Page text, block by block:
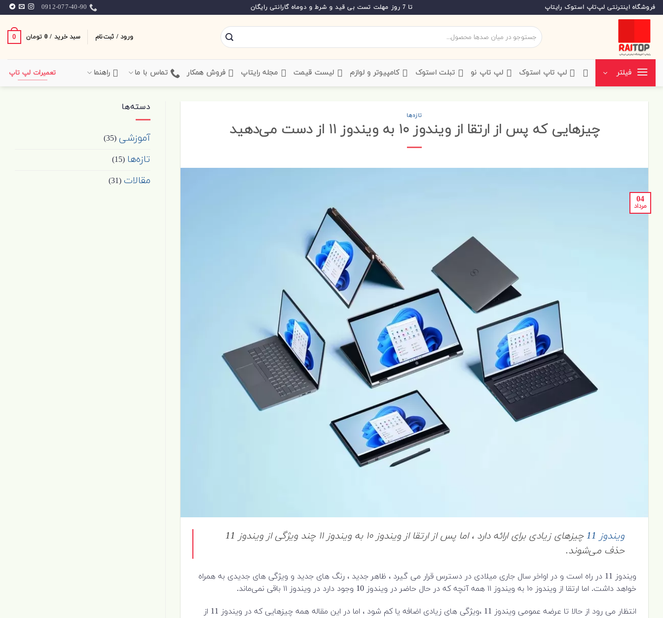
Skip
to
فروشگاه اینترنتی لپ‌تاپ استوک رایتاپ تا 7 روز مهلت تست بی قید و شرط و دوماه گارانتی رایگان 0912-077-40-90
جستجو
برای:
ورود / ثبت‌نام سبد خرید / 0 تومان 0
فیلتر ‌لپ تاپ استوک ‌لپ تاپ نو ‌ تبلت استوک ‌ کامپیوتر و لوازم ‌ لیست قیمت ‌ مجله رایتاپ فروش همکار تماس با ما راهنما تعمیرات لپ تاپ
تازه‌ها
چیزهایی که پس از ارتقا از ویندوز ۱۰ به ویندوز ۱۱ از دست می‌دهید
04
مرداد
ویندوز 11
چیزهای زیادی برای ارائه دارد ، اما پس از ارتقا از ویندوز ۱۰ به ویندوز ۱۱ چند ویژگی از ویندوز 11
حذف می‌شوند.
ویندوز 11 در راه است و در اواخر سال جاری میلادی در دسترس قرار می گیرد ، ظاهر جدید ، رنگ های جدید و ویژگی های جدیدی به همراه
خواهد داشت. اما ارتقا از ویندوز ۱۰ به ویندوز ۱۱ همه آنچه که در حال حاضر در ویندوز 10 وجود دارد در ویندوز ۱۱ باقی نمی‌ماند.
انتظار می رود از حالا تا عرضه عمومی ویندوز 11 ،ویژگی های زیادی اضافه یا کم شود ، اما در این مقاله همه چیزهایی که در ویندوز 11 از
دسته‌ها
آموزشی (35)
تازه‌ها (15)
مقالات (31)